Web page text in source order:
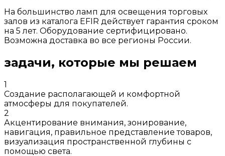
На большинство ламп для освещения торговых
залов из каталога EFIR действует гарантия сроком
на 5 лет. Оборудование сертифицировано.
Возможна доставка во все регионы России.
задачи, которые мы решаем
1
Создание располагающей и комфортной
атмосферы для покупателей.
2
Акцентирование внимания, зонирование,
навигация, правильное представление товаров,
визуализация пространственной глубины с
помощью света.